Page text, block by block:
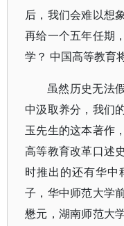
后，我们会难以想
再给一个五年任期
学？ 中国高等教育
虽然历史无法
中汲取养分，我们
玉先生的这本著作
高等教育改革口述
时推出的还有华
子，华中师范大学
懋元，湖南师范大